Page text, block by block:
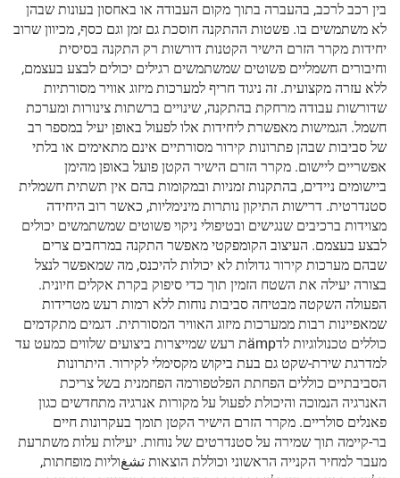
בין רכב לרכב, בהעברה בתוך מקום העבודה או באחסון בעונות שבהן
לא משתמשים בו. פשטות ההתקנה חוסכת גם זמן וגם כסף, מכיוון שרוב
יחידות מקרר הזרם הישיר הקטנות דורשות רק התקנה בסיסית
וחיבורים חשמליים פשוטים שמשתמשים רגילים יכולים לבצע בעצמם,
ללא עזרה מקצועית. זה ניגוד חריף למערכות מיזוג אוויר מסורתיות
שדורשות עבודה מרחקת בהתקנה, שינויים ברשתות צינורות ומערכת
חשמל. הגמישות מאפשרת ליחידות אלו לפעול באופן יעיל במספר רב
של סביבות שבהן פתרונות קירור מסורתיים אינם מתאימים או בלתי
אפשריים ליישום. מקרר הזרם הישיר הקטן פועל באופן מהימן
ביישומים ניידים, בהתקנות זמניות ובמקומות בהם אין תשתית חשמלית
סטנדרטית. דרישות התיקון נותרות מינימליות, כאשר רוב היחידה
מצוידות ברכיבים שנגישים ובטיפולי ניקוי פשוטים שמשתמשים יכולים
לבצע בעצמם. העיצוב הקומפקטי מאפשר התקנה במרחבים צרים
שבהם מערכות קירור גדולות לא יכולות להיכנס, מה שמאפשר לנצל
בצורה יעילה את השטח הזמין תוך כדי סיפוק בקרת אקלים חיונית.
הפעולה השקטה מבטיחה סביבות נוחות ללא רמות רעש מטרידות
שמאפיינות רבות ממערכות מיזוג האוויר המסורתית. דגמים מתקדמים
כוללים טכנולוגיות לדämpת רעש שמייצרות ביצועים שלווים כמעט עד
למדרגת שירת-שקט גם בעת ביקוש מקסימלי לקירור. היתרונות
הסביבתיים כוללים הפחתת הפלטפורמה הפחמנית בשל צריכת
האנרגיה הנמוכה והיכולת לפעול על מקורות אנרגיה מתחדשים כגון
פאנלים סולריים. מקרר הזרם הישיר הקטן תומך בעקרונות חיים
בר-קיימה תוך שמירה על סטנדרטים של נוחות. יעילות עלות משתרעת
מעבר למחיר הקנייה הראשוני וכוללת הוצאות تشغוליות מופחתות,